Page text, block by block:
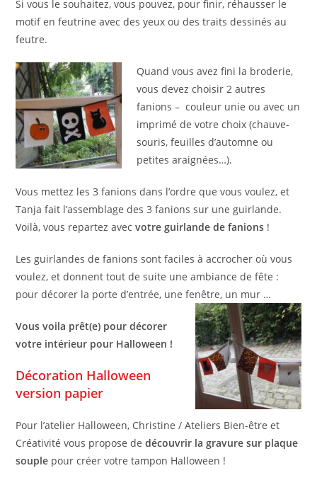
Si vous le souhaitez, vous pouvez, pour finir, réhausser le
motif en feutrine avec des yeux ou des traits dessinés au
feutre.
Quand vous avez fini la broderie,
vous devez choisir 2 autres
fanions – couleur unie ou avec un
imprimé de votre choix (chauve-
souris, feuilles d’automne ou
petites araignées…).
Vous mettez les 3 fanions dans l’ordre que vous voulez, et
Tanja fait l’assemblage des 3 fanions sur une guirlande.
Voilà, vous repartez avecvotre guirlande de fanions !
Les guirlandes de fanions sont faciles à accrocher où vous
voulez, et donnent tout de suite une ambiance de fête :
pour décorer la porte d’entrée, une fenêtre, un mur …
Vous voila prêt(e) pour décorer
votre intérieur pour Halloween !
Décoration Halloween
version papier
Pour l’atelier Halloween, Christine / Ateliers Bien-être et
Créativité vous propose dedécouvrir la gravure sur plaque
souple pour créer votre tampon Halloween !